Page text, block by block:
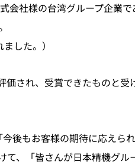
会社様の台湾グループ企業
した。）
され、受賞できたものと受
後もお客様の期待に応えられ
て、「皆さんが日本精機グル